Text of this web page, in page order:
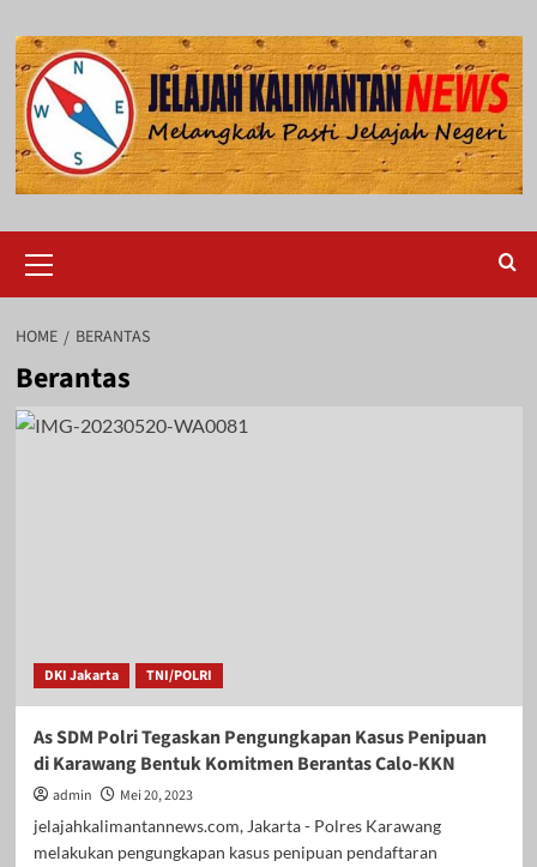
to
content
Menu
HOME BERANTAS
Berantas
DKI Jakarta TNI/POLRI
As SDM Polri Tegaskan Pengungkapan Kasus Penipuan
di Karawang Bentuk Komitmen Berantas Calo-KKN
admin
Mei 20, 2023
jelajahkalimantannews.com, Jakarta - Polres Karawang
melakukan pengungkapan kasus penipuan pendaftaran